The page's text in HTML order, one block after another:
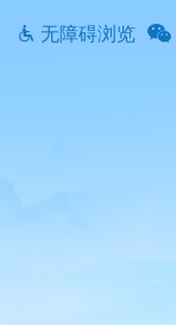
无障碍浏览